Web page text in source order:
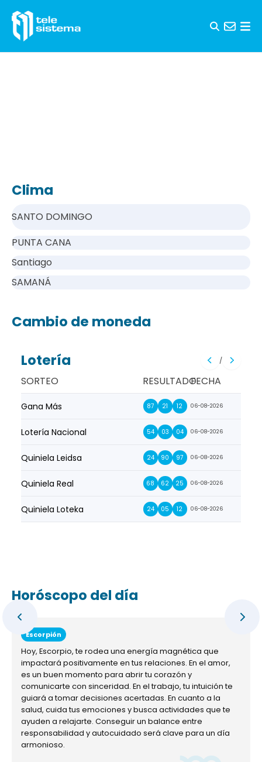
Clima
SANTO DOMINGO
PUNTA CANA
Santiago
SAMANÁ
Cambio de moneda
Lotería /
SORTEO RESULTADOFECHA
Gana Más 87 21 12 06-08-2026
Lotería Nacional 54 03 04 06-08-2026
Quiniela Leidsa 24 90 97 06-08-2026
Quiniela Real 68 62 25 06-08-2026
Quiniela Loteka 24 05 12 06-08-2026
Horóscopo del día
Escorpión
Hoy, Escorpio, te rodea una energía magnética que
impactará positivamente en tus relaciones. En el amor,
es un buen momento para abrir tu corazón y
comunicarte con sinceridad. En el trabajo, tu intuición te
guiará a tomar decisiones acertadas. En cuanto a la
salud, cuida tus emociones y busca actividades que te
ayuden a relajarte. Conseguir un balance entre
responsabilidad y autocuidado será clave para un día
armonioso.